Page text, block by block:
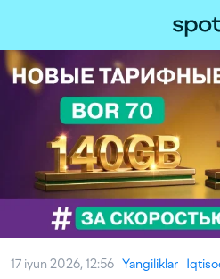
17 iyun 2026, 12:56 Yangiliklar